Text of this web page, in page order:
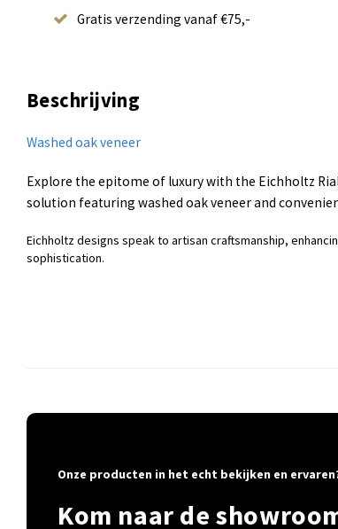
Gratis verzending vanaf €75,-
Beschrijving
Washed oak veneer
Explore the epitome of luxury with the Eichholtz
solution featuring washed oak veneer and
Eichholtz designs speak to artisan craftsmanship,
sophistication.
Onze producten in het echt bekijken en
Kom naar de